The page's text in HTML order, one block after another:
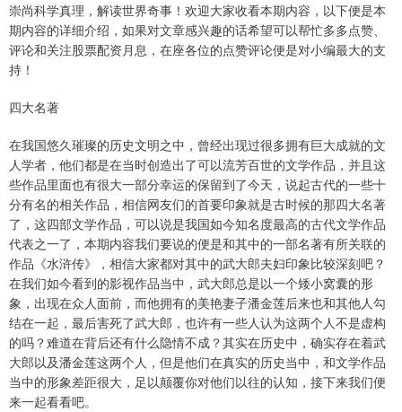
崇尚科学真理，解读世界奇事！欢迎大家收看本期内容，以下便是本
期内容的详细介绍，如果对文章感兴趣的话希望可以帮忙多多点赞、
评论和关注股票配资月息，在座各位的点赞评论便是对小编最大的支
持！
四大名著
在我国悠久璀璨的历史文明之中，曾经出现过很多拥有巨大成就的文
人学者，他们都是在当时创造出了可以流芳百世的文学作品，并且这
些作品里面也有很大一部分幸运的保留到了今天，说起古代的一些十
分有名的相关作品，相信网友们的首要印象就是古时候的那四大名著
了，这四部文学作品，可以说是我国如今知名度最高的古代文学作品
代表之一了，本期内容我们要说的便是和其中的一部名著有所关联的
作品《水浒传》，相信大家都对其中的武大郎夫妇印象比较深刻吧？
在我们如今看到的影视作品当中，武大郎总是以一个矮小窝囊的形
象，出现在众人面前，而他拥有的美艳妻子潘金莲后来也和其他人勾
结在一起，最后害死了武大郎，也许有一些人认为这两个人不是虚构
的吗？难道在背后还有什么隐情不成？其实在历史中，确实存在着武
大郎以及潘金莲这两个人，但是他们在真实的历史当中，和文学作品
当中的形象差距很大，足以颠覆你对他们以往的认知，接下来我们便
来一起看看吧。